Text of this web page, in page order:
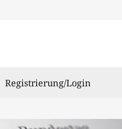
Registrierung/Login